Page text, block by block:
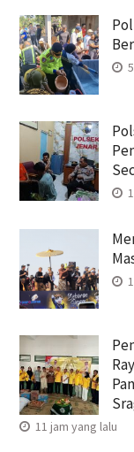
11 jam yang lalu